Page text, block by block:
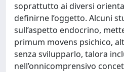
soprattutto ai diversi
definirne l’oggetto. Alcuni
sull’aspetto endocrino,
primum movens psichico,
senza svilupparlo, talora
nell’onnicomprensivo